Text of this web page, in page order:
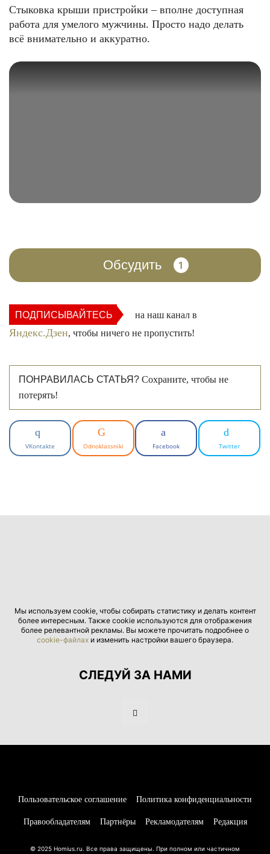
Стыковка крыши пристройки – вполне доступная
работа для умелого мужчины. Просто надо делать
всё внимательно и аккуратно.
Обсудить 1
ПОДПИСЫВАЙТЕСЬ на наш канал в
Яндекс.Дзен, чтобы ничего не пропустить!
ПОНРАВИЛАСЬ СТАТЬЯ? Сохраните, чтобы не
потерять!
VKontakte Odnoklassniki Facebook Twitter
Мы используем cookie, чтобы собирать статистику и делать контент
более интересным. Также cookie используются для отображения
более релевантной рекламы. Вы можете прочитать подробнее о
cookie-файлах и изменить настройки вашего браузера.
СЛЕДУЙ ЗА НАМИ
Пользовательское соглашение Политика конфиденциальности
Правообладателям Партнёры Рекламодателям Редакция
© 2025 Homius.ru. Все права защищены. При полном или частичном